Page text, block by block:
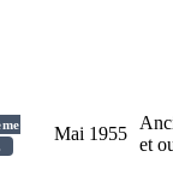
Mai 1955
et